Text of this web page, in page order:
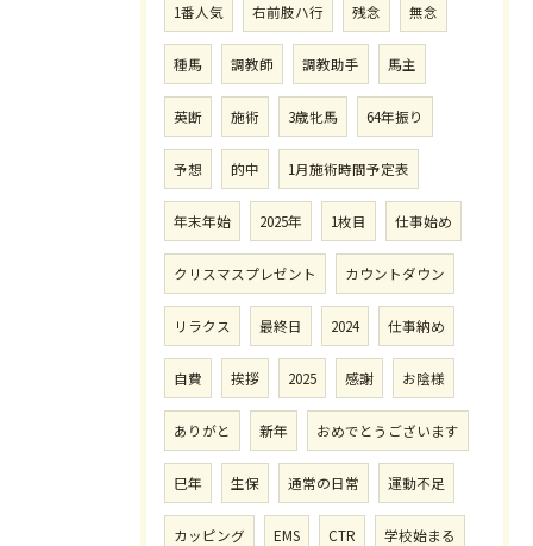
1番人気 右前肢ハ行 残念 無念
種馬 調教師 調教助手 馬主
英断 施術 3歳牝馬 64年振り
予想 的中 1月施術時間予定表
年末年始 2025年 1枚目 仕事始め
クリスマスプレゼント カウントダウン
リラクス 最終日 2024 仕事納め
自費 挨拶 2025 感謝 お陰様
ありがと 新年 おめでとうございます
巳年 生保 通常の日常 運動不足
カッピング EMS CTR 学校始まる